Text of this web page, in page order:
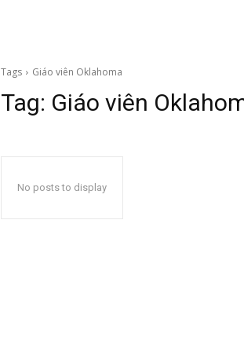
Tags Giáo viên Oklahoma
Tag: Giáo viên
No posts to display